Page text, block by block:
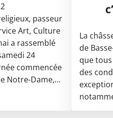
passeur
Art, Culture
a rassemblé
24
commencée
Notre-Dame,…
La
de
que
des